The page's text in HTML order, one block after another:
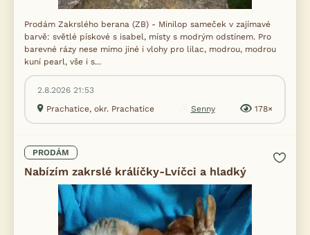
Prodám Zakrslého berana (ZB) - Minilop sameček v zajímavé
barvě: světlé pískové s isabel, místy s modrým odstínem. Pro
barevné rázy nese mimo jiné i vlohy pro lilac, modrou, modrou
kuní pearl, vše i s...
2.8.2026 21:53
Prachatice, okr. Prachatice
Senny 178×
PRODÁM
Nabízím zakrslé králíčky-Lvíčci a hladký